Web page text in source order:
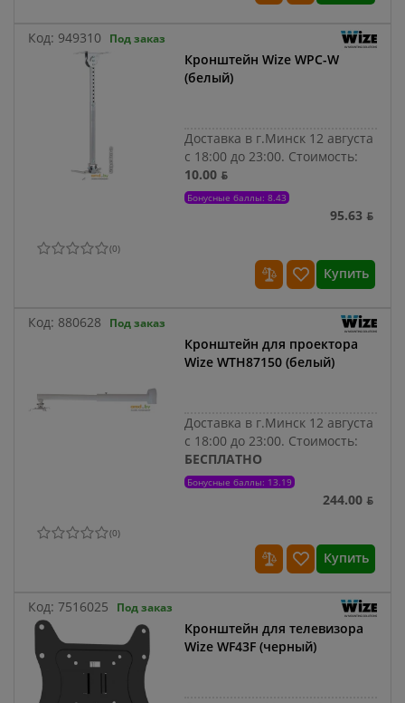
Код: 949310 Под заказ
Кронштейн Wize WPC-W
(белый)
Доставка в г.Минск 12 августа
с 18:00 до 23:00. Стоимость:
10.00 ƃ
Бонусные баллы: 8.43
95.63 ƃ
(0)
Купить
Код: 880628 Под заказ
Кронштейн для проектора
Wize WTH87150 (белый)
Доставка в г.Минск 12 августа
с 18:00 до 23:00. Стоимость:
БЕСПЛАТНО
Бонусные баллы: 13.19
244.00 ƃ
(0)
Купить
Код: 7516025 Под заказ
Кронштейн для телевизора
Wize WF43F (черный)